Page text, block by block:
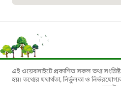
১৬৯৯৯
বিদ্যুৎ বিভাগ সেবা
এই ওয়েবসাইটে প্রকাশিত সকল তথ্য
হয়। তথ্যের যথার্থতা, নির্ভুলতা ও